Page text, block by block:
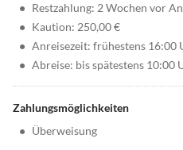
• Restzahlung: 2 Wochen vor
• Kaution: 250,00 €
• Anreisezeit: frühestens 16:00
• Abreise: bis spätestens 10:00
Zahlungsmöglichkeiten
• Überweisung